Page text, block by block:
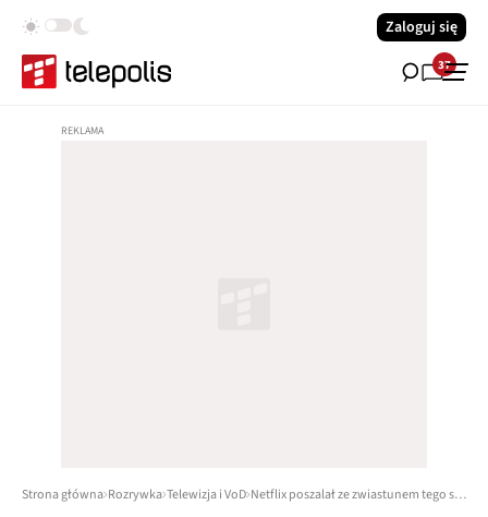
Zaloguj się
37
Strona główna Rozrywka Telewizja i VoD Netflix poszalał ze zwiastunem tego serialu. Chce nami wstrząsnąć?